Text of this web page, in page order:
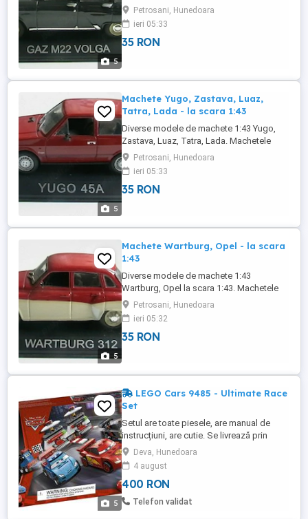
5
complete, in stare buna. Pret 35 lei bucata,
nu contine costul transportului.
Petrosani, Hunedoara
ieri 05:33
35 RON
5
Machete Yugo, Zastava, Luaz,
Tatra, Lada - la scara 1:43
Diverse modele de machete 1:43 Yugo,
Zastava, Luaz, Tatra, Lada. Machetele
sunt complete, in stare buna. Pret 35 lei
bucata, nu contine costul transportului.
Petrosani, Hunedoara
ieri 05:33
35 RON
5
Machete Wartburg, Opel - la scara
1:43
Diverse modele de machete 1:43
Wartburg, Opel la scara 1:43. Machetele
sunt complete, in stare buna. Pret 35 lei
bucata, nu contine costul transportului.
Petrosani, Hunedoara
ieri 05:32
35 RON
5
LEGO Cars 9485 - Ultimate Race
Set
Setul are toate piesele, are manual de
instrucțiuni, are cutie. Se livrează prin
curier, cu plata ramburs.
Deva, Hunedoara
4 august
400 RON
Telefon validat